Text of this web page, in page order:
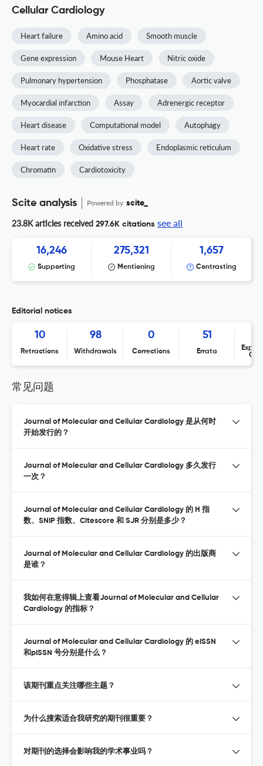
Cellular Cardiology
Heart failure Amino acid Smooth muscle
Gene expression Mouse Heart Nitric oxide
Pulmonary hypertension Phosphatase Aortic valve
Myocardial infarction Assay Adrenergic receptor
Heart disease Computational model Autophagy
Heart rate Oxidative stress Endoplasmic reticulum
Chromatin Cardiotoxicity
Scite analysis Powered by scite_
23.8K articles received 297.6K citations see all
16,246
Supporting
275,321
Mentioning
1,657
Contrasting
Editorial notices
10
Retractions
98
Withdrawals
0
Corrections
51
Errata
常见问题
Journal of Molecular and Cellular Cardiology 是从何时
开始发行的？
Journal of Molecular and Cellular Cardiology 多久发行
一次？
Journal of Molecular and Cellular Cardiology 的 H 指
数、SNIP 指数、Citescore 和 SJR 分别是多少？
Journal of Molecular and Cellular Cardiology 的出版商
是谁？
我如何在意得辑上查看Journal of Molecular and Cellular
Cardiology 的指标？
Journal of Molecular and Cellular Cardiology 的 eISSN
和pISSN 号分别是什么？
该期刊重点关注哪些主题？
为什么搜索适合我研究的期刊很重要？
对期刊的选择会影响我的学术事业吗？